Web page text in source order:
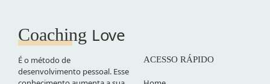
Coaching Love
É o método de
desenvolvimento pessoal. Esse
ACESSO RÁPIDO